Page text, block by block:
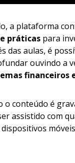
a plataforma
práticas para
das aulas, é
ouvindo a
financeiros
o conteúdo é
assistido com